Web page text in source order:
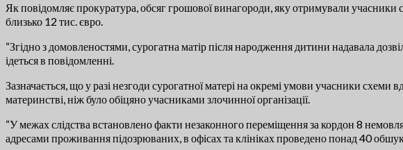
Як повідомляє прокуратура, обсяг грошової винагороди, яку отримували
близько 12 тис. євро.
“Згідно з домовленостями, сурогатна матір після народження дитини надавала
ідеться в повідомленні.
Зазначається, що у разі незгоди сурогатної матері на окремі умови учасники
материнстві, ніж було обіцяно учасниками злочинної організації.
“У межах слідства встановлено факти незаконного переміщення за кордон 8
адресами проживання підозрюваних, в офісах та клініках проведено понад 40